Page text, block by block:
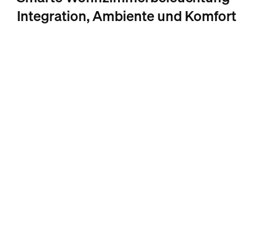
Integration, Ambiente und Komfort